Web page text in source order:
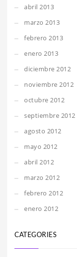
abril 2013
marzo 2013
febrero 2013
enero 2013
diciembre 2012
noviembre 2012
octubre 2012
septiembre 2012
agosto 2012
mayo 2012
abril 2012
marzo 2012
febrero 2012
enero 2012
CATEGORIES